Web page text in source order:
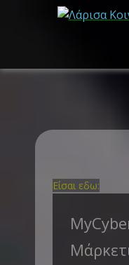
Είσαι εδω: